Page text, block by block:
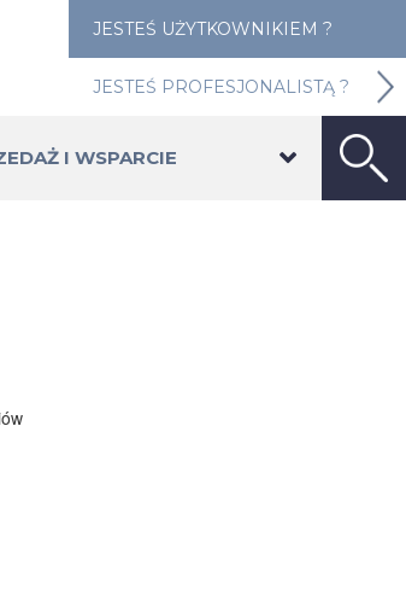
JESTEŚ UŻYTKOWNIKIEM ?
JESTEŚ PROFESJONALISTĄ ?
I WSPARCIE